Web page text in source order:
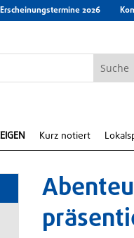
Erscheinungstermine 2026
Kurz notiert